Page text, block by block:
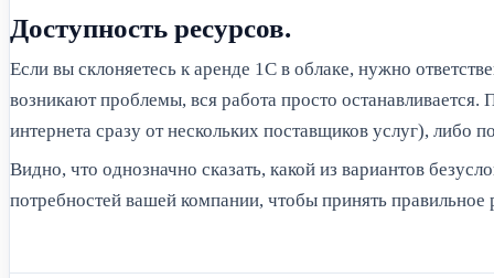
Доступность ресурсов.
Если вы склоняетесь к аренде 1С в облаке, нужно
возникают проблемы, вся работа просто
интернета сразу от нескольких поставщиков услуг), либо
Видно, что однозначно сказать, какой из вариантов
потребностей вашей компании, чтобы принять